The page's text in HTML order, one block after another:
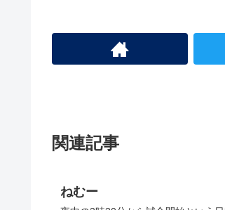
関連記事
ねむー